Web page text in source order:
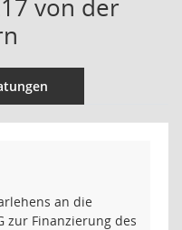
von der
an die
zur Finanzierung des